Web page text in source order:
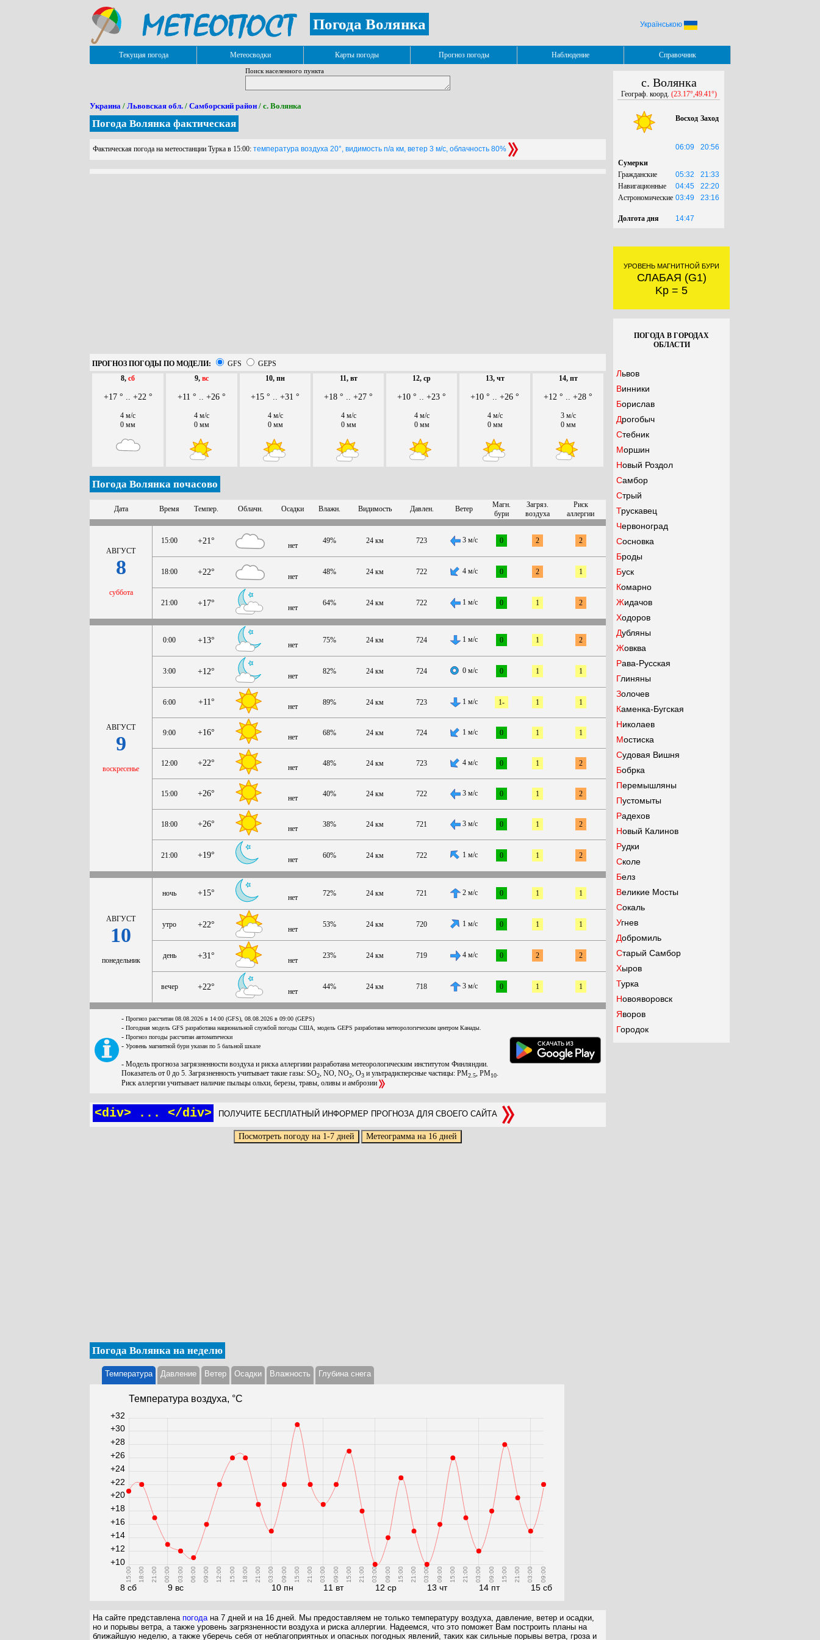
Погода Волянка Українською
Текущая погода Метеосводки Карты погоды Прогноз погоды Наблюдение Справочник
Поиск населенного пункта
Украина / Львовская обл. / Самборский район / с. Волянка
Погода Волянка фактическая
Фактическая погода на метеостанции Турка в 15:00: температура воздуха 20°, видимость n/a км, ветер 3 м/с, облачность 80%
ПРОГНОЗ ПОГОДЫ ПО МОДЕЛИ: GFS
GEPS
8, сб
+17 ° .. +22 °
4 м/с
0 мм
9, вс
+11 ° .. +26 °
4 м/с
0 мм
10, пн
+15 ° .. +31 °
4 м/с
0 мм
11, вт
+18 ° .. +27 °
4 м/с
0 мм
12, ср
+10 ° .. +23 °
4 м/с
0 мм
13, чт
+10 ° .. +26 °
4 м/с
0 мм
14, пт
+12 ° .. +28 °
3 м/с
0 мм
Погода Волянка почасово
Дата Время Темпер. Облачн. Осадки Влажн. Видимость Давлен. Ветер
Магн.
бури
Загряз.
воздуха
Риск
аллергии
АВГУСТ
8
суббота
15:00 +21° нет
49% 24 км 723 3 м/с 0 2 2
18:00 +22° нет
48% 24 км 722 4 м/с 0 2 1
21:00 +17° нет
64% 24 км 722 1 м/с 0 1 2
АВГУСТ
9
воскресенье
0:00 +13° нет
75% 24 км 724 1 м/с 0 1 2
3:00 +12° нет
82% 24 км 724 0 м/с 0 1 1
6:00 +11° нет 89% 24 км 723 1 м/с 1- 1 1
9:00 +16° нет 68% 24 км 724 1 м/с 0 1 1
12:00 +22° нет 48% 24 км 723 4 м/с 0 1 2
15:00 +26° нет 40% 24 км 722 3 м/с 0 1 2
18:00 +26° нет 38% 24 км 721 3 м/с 0 1 2
21:00 +19° нет 60% 24 км 722 1 м/с 0 1 2
АВГУСТ
10
понедельник
ночь +15° нет 72% 24 км 721 2 м/с 0 1 1
утро +22° нет
53% 24 км 720 1 м/с 0 1 1
день +31° нет
23% 24 км 719 4 м/с 0 2 2
вечер +22° нет
44% 24 км 718 3 м/с 0 1 1
- Прогноз рассчитан 08.08.2026 в 14:00 (GFS), 08.08.2026 в 09:00 (GEPS)
- Погодная модель GFS разработана национальной службой погоды США, модель GEPS разработана метеорологическим центром Канады.
- Прогноз погоды рассчитан автоматически
- Уровень магнитной бури указан по 5 бальной шкале
- Модель прогноза загрязненности воздуха и риска аллергиии разработана метеорологическим институтом Финляндии.
Показатель от 0 до 5. Загрязненность учитывает такие газы: SO2 , NO, NO2 , O3 и ультрадисперсные частицы: PM2.5 , PM10
Риск аллергии учитывает наличие пыльцы ольхи, березы, травы, оливы и амброзии
<div> ... </div> ПОЛУЧИТЕ БЕСПЛАТНЫЙ ИНФОРМЕР ПРОГНОЗА ДЛЯ СВОЕГО САЙТА
Погода Волянка на неделю
Температура Давление Ветер Осадки Влажность Глубина снега
Температура воздуха, °С
8 сб
15:00 18:00 21:00
9 вс
00:00 03:00 06:00 09:00 12:00 15:00 18:00 21:00
10 пн
03:00 09:00 15:00 21:00
11 вт
03:00 09:00 15:00 21:00
12 ср
03:00 09:00 15:00 21:00
13 чт
03:00 09:00 15:00 21:00
14 пт
03:00 09:00 15:00 21:00
15 сб
03:00 09:00
+10
+12
+14
+16
+18
+20
+22
+24
+26
+28
+30
+32
На сайте представлена погода на 7 дней и на 16 дней. Мы предоставляем не только температуру воздуха, давление, ветер и осадки,
но и порывы ветра, а также уровень загрязненности воздуха и риска аллергии. Надеемся, что это поможет Вам построить планы на
ближайшую неделю, а также уберечь себя от неблагоприятных и опасных погодных явлений, таких как сильные порывы ветра, гроза и
с. Волянка
Географ. коорд. (23.17°,49.41°)
Восход Заход
06:09
20:56
Сумерки
Гражданские
05:32
21:33
Навигационные
04:45
22:20
Астрономические 03:49 23:16
Долгота дня 14:47
УРОВЕНЬ МАГНИТНОЙ БУРИ
СЛАБАЯ (G1)
Kp = 5
ПОГОДА В ГОРОДАХ
ОБЛАСТИ
Львов
Винники
Борислав
Дрогобыч
Стебник
Моршин
Новый Роздол
Самбор
Стрый
Трускавец
Червоноград
Сосновка
Броды
Буск
Комарно
Жидачов
Ходоров
Дубляны
Жовква
Рава-Русская
Глиняны
Золочев
Каменка-Бугская
Николаев
Мостиска
Судовая Вишня
Бобрка
Перемышляны
Пустомыты
Радехов
Новый Калинов
Рудки
Сколе
Белз
Великие Мосты
Сокаль
Угнев
Добромиль
Старый Самбор
Хыров
Турка
Новояворовск
Яворов
Городок